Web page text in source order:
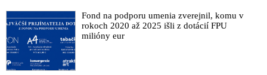
Fond na podporu umenia zverejnil, komu v
rokoch 2020 až 2025 išli z dotácií FPU
milióny eur